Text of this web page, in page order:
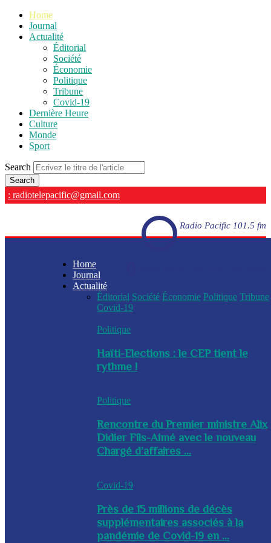
Home
Journal
Actualité
Éditorial
Société
Économie
Politique
Tribune
Covid-19
Dernière Heure
Culture
Monde
Sport
Search
: radiotelepacific@gmail.com
Radio Pacific 101.5 fm
Home
Journal
Actualité
Éditorial Société Économie Politique Tribune
Covid-19
Politique
Haïti-Elections : le CEP tient le
rythme !
Politique
Rencontre du Premier ministre Alix
Didier Fils-Aimé avec le nouveau
Chargé d’affaires ...
Covid-19
Près de 15 millions de décès
supplémentaires associés à la
pandémie de Covid-19 en ...